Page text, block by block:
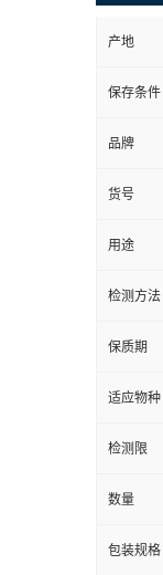
产地
保存条件
品牌
货号
用途
检测方法
保质期
适应物种
检测限
数量
包装规格